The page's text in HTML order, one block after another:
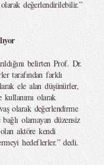
değerlendirilebilir.”
belirten Prof. Dr.
tarafından farklı
ele alan düşünürler,
olarak
olarak değerlendirme
olamayan düzensiz
aktöre kendi
hedeflerler.” dedi.